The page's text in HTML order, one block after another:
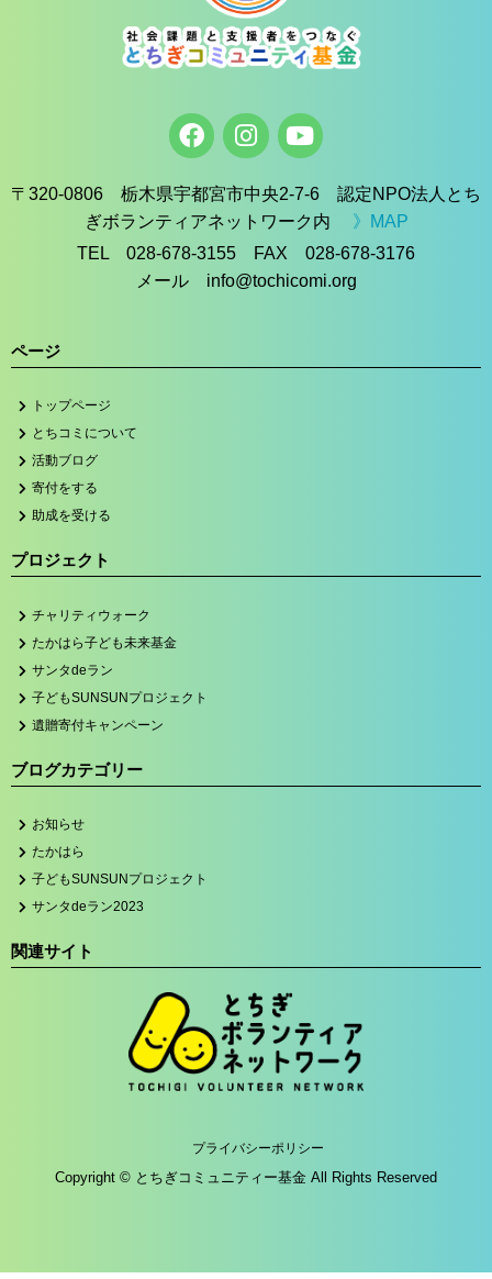
〒320-0806 栃木県宇都宮市中央2-7-6 認定NPO法人とち
ぎボランティアネットワーク内 》MAP
TEL 028-678-3155 FAX 028-678-3176
メール info@tochicomi.org
ページ
トップページ
とちコミについて
活動ブログ
寄付をする
助成を受ける
プロジェクト
チャリティウォーク
たかはら子ども未来基金
サンタdeラン
子どもSUNSUNプロジェクト
遺贈寄付キャンペーン
ブログカテゴリー
お知らせ
たかはら
子どもSUNSUNプロジェクト
サンタdeラン2023
関連サイト
プライバシーポリシー
Copyright © とちぎコミュニティー基金 All Rights Reserved